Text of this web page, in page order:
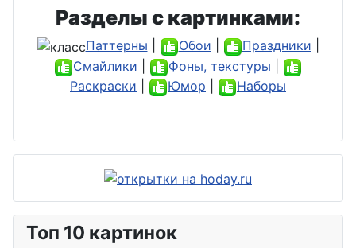
Разделы с картинками:
Паттерны Обои Праздники
Смайлики
Фоны, текстуры
Раскраски
Юмор Наборы
Топ 10 картинок